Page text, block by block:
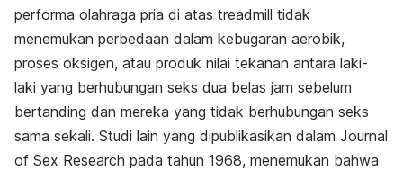
performa olahraga pria di atas treadmill tidak
menemukan perbedaan dalam kebugaran aerobik,
proses oksigen, atau produk nilai tekanan antara laki-
laki yang berhubungan seks dua belas jam sebelum
bertanding dan mereka yang tidak berhubungan seks
sama sekali. Studi lain yang dipublikasikan dalam Journal
of Sex Research pada tahun 1968, menemukan bahwa